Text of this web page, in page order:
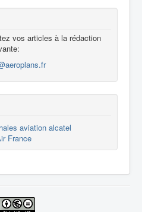
vos articles à la rédaction
aviation alcatel
France